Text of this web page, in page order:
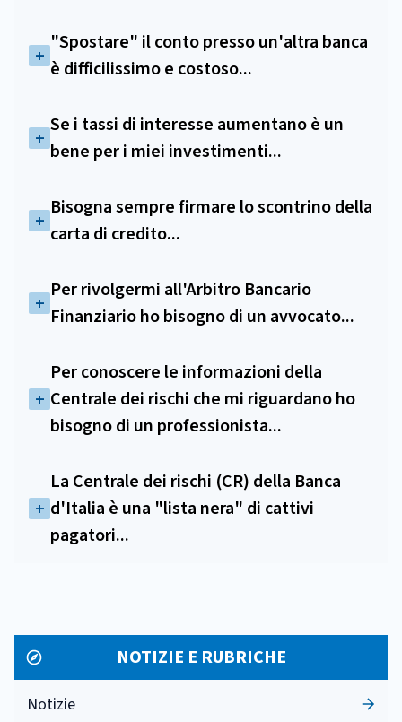
"Spostare" il conto presso un'altra banca
è difficilissimo e costoso...
Se i tassi di interesse aumentano è un
bene per i miei investimenti...
Bisogna sempre firmare lo scontrino della
carta di credito...
Per rivolgermi all'Arbitro Bancario
Finanziario ho bisogno di un avvocato...
Per conoscere le informazioni della
Centrale dei rischi che mi riguardano ho
bisogno di un professionista...
La Centrale dei rischi (CR) della Banca
d'Italia è una "lista nera" di cattivi
pagatori...
NOTIZIE E RUBRICHE
Notizie